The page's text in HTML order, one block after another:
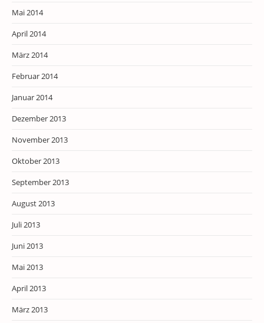
Mai 2014
April 2014
März 2014
Februar 2014
Januar 2014
Dezember 2013
November 2013
Oktober 2013
September 2013
August 2013
Juli 2013
Juni 2013
Mai 2013
April 2013
März 2013